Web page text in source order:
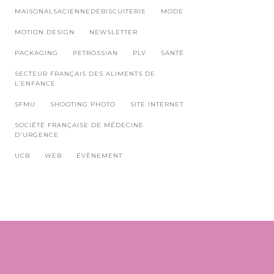
MAISONALSACIENNEDEBISCUITERIE MODE
MOTION DESIGN NEWSLETTER
PACKAGING PETROSSIAN PLV SANTÉ
SECTEUR FRANÇAIS DES ALIMENTS DE
L’ENFANCE
SFMU SHOOTING PHOTO SITE INTERNET
SOCIÉTÉ FRANÇAISE DE MÉDECINE
D'URGENCE
UCB WEB ÉVÈNEMENT